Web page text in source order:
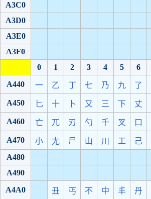
A3C0
A3D0
A3E0
A3F0
0
1 2 3 4 5 6
A440
一 乙 丁 七 乃 九 了
A450 匕 十 卜 又 三 下 丈
A460 亡 兀 刃 勺 千 叉 口
A470 小 尢 尸 山 川 工 己
A480
A490
A4A0
丑 丐 不 中 丰 丹